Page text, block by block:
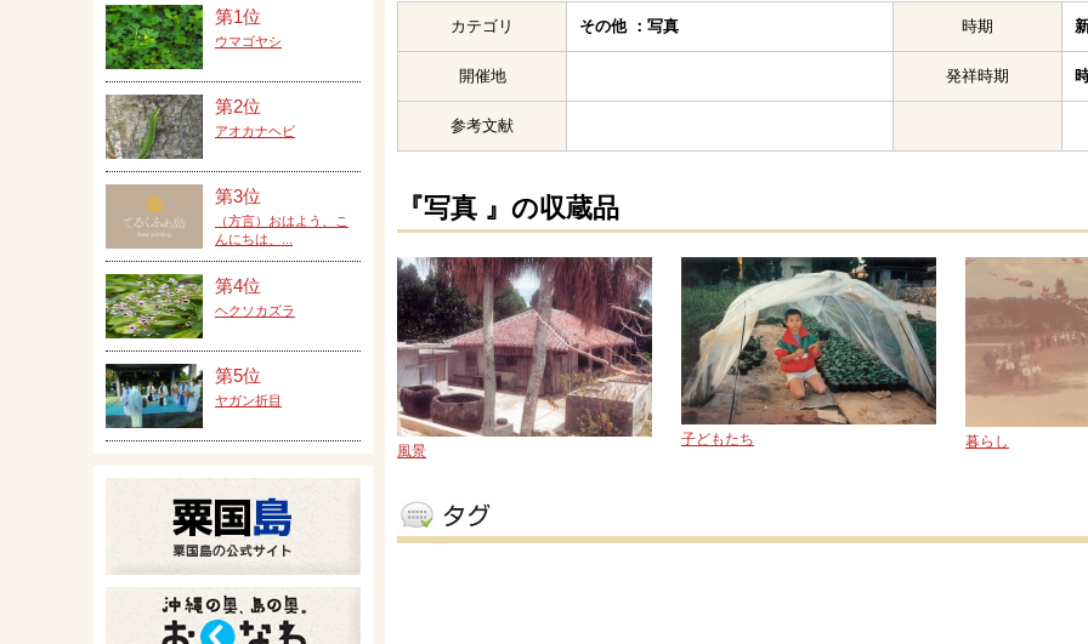
カテゴリ その他 ：写真 時期
開催地 発祥時期
参考文献
『写真 』の収蔵品
風景
子どもたち 暮らし
第1位
ウマゴヤシ
第2位
アオカナヘビ
第3位
（方言）おはよう、こ
んにちは、...
第4位
ヘクソカズラ
第5位
ヤガン折目